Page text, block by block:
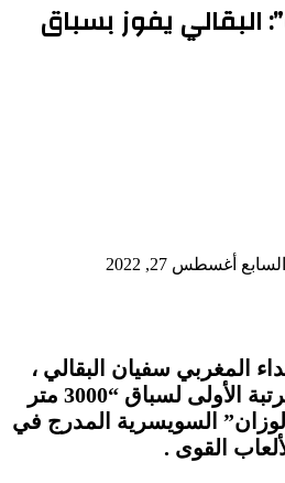
يفوز بسباق
أغسطس 27, 2022
المغربي سفيان البقالي ،
مساء اليوم الجمعة، بالرتبة الأولى لسباق “3000 متر
السويسرية المدرج في
القوى .